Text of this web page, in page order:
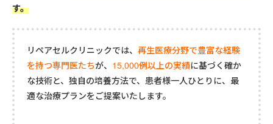
す。
リペアセルクリニックでは、 再生医療分野で豊富な経験
を持つ専門医たちが、 15,000例以上の実績に基づく確か
な技術と、独自の培養方法で、患者様一人ひとりに、最
適な治療プランをご提案いたします。